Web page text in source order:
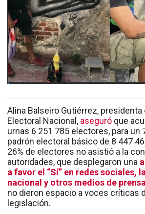
Alina Balseiro Gutiérrez,
Electoral Nacional, aseguró que
urnas 6 251 785 electores, para un
padrón electoral básico de 8 447
26% de electores no asistió a la
autoridades, que desplegaron una
a favor el “Sí” en redes sociales,
nacional y otros medios de
no dieron espacio a voces críticas
legislación.